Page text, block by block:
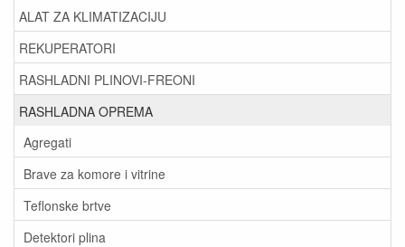
ALAT ZA KLIMATIZACIJU
REKUPERATORI
RASHLADNI PLINOVI-FREONI
RASHLADNA OPREMA
Agregati
Brave za komore i vitrine
Teflonske brtve
Detektori plina